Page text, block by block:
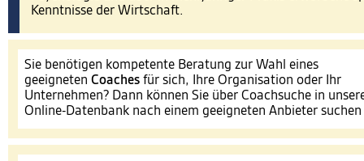
Kenntnisse der Wirtschaft.
Sie benötigen kompetente Beratung zur Wahl eines
geeigneten Coaches für sich, Ihre Organisation oder Ihr
Unternehmen? Dann können Sie über Coachsuche in
Online-Datenbank nach einem geeigneten Anbieter suchen